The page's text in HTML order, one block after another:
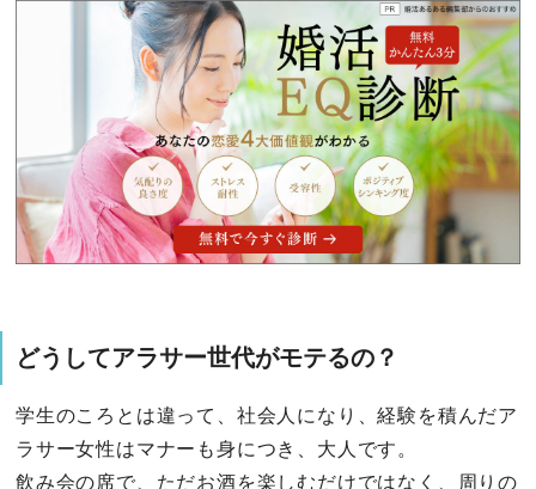
どうしてアラサー世代がモテるの？
学生のころとは違って、社会人になり、経験を積んだア
ラサー女性はマナーも身につき、大人です。
飲み会の席で、ただお酒を楽しむだけではなく、周りの